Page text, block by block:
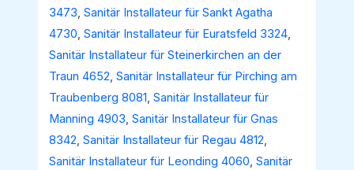
3473,Sanitär Installateur für Sankt Agatha
4730,Sanitär Installateur für Euratsfeld 3324,
Sanitär Installateur für Steinerkirchen an der
Traun 4652,Sanitär Installateur für Pirching am
Traubenberg 8081,Sanitär Installateur für
Manning 4903,Sanitär Installateur für Gnas
8342,Sanitär Installateur für Regau 4812,
Sanitär Installateur für Leonding 4060,Sanitär